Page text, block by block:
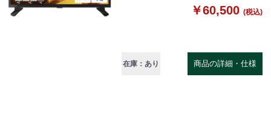
￥60,500 (税込)
在庫：あり 商品の詳細・仕様